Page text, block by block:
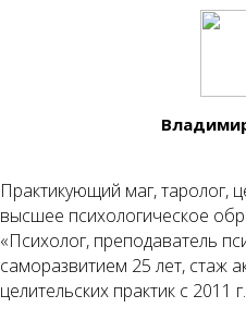
Практикующий маг, таролог,
высшее психологическое
«Психолог, преподаватель
саморазвитием 25 лет, стаж
целительских практик с 2011 г.